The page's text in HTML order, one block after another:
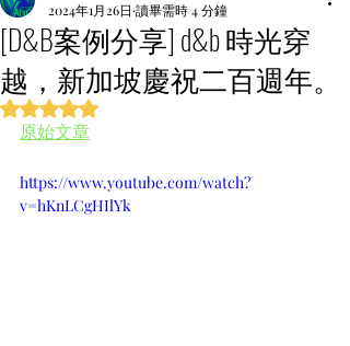
[D&B案例分享] d&b 時光穿
越，新加坡慶祝二百週年。
2024年1月26日 讀畢需時 4 分鐘
評等為 NaN（最高為 5 顆星）。
原始文章
https://www.youtube.com/watch?
v=hKnLCgHIlYk